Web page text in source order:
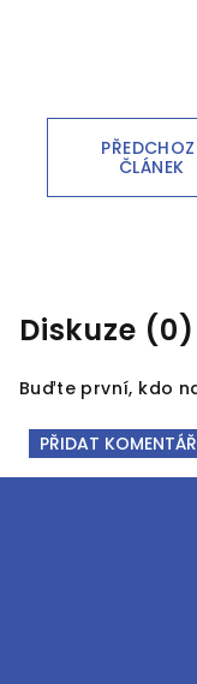
ČLÁNEK
Diskuze (0)
Buďte první, kdo
PŘIDAT KOMENTÁŘ